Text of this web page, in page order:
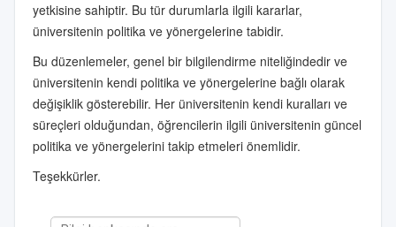
yetkisine sahiptir. Bu tür durumlarla ilgili kararlar,
üniversitenin politika ve yönergelerine tabidir.
Bu düzenlemeler, genel bir bilgilendirme niteliğindedir ve
üniversitenin kendi politika ve yönergelerine bağlı olarak
değişiklik gösterebilir. Her üniversitenin kendi kuralları ve
süreçleri olduğundan, öğrencilerin ilgili üniversitenin güncel
politika ve yönergelerini takip etmeleri önemlidir.
Teşekkürler.